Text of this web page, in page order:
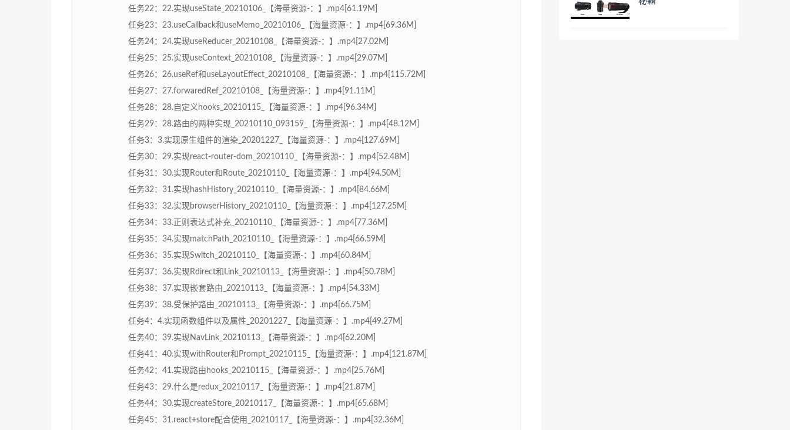
任务22：22.实现useState_20210106_【海量资源-：】.mp4[61.19M]
任务23：23.useCallback和useMemo_20210106_【海量资源-：】.mp4[69.36M]
任务24：24.实现useReducer_20210108_【海量资源-：】.mp4[27.02M]
任务25：25.实现useContext_20210108_【海量资源-：】.mp4[29.07M]
任务26：26.useRef和useLayoutEffect_20210108_【海量资源-：】.mp4[115.72M]
任务27：27.forwaredRef_20210108_【海量资源-：】.mp4[91.11M]
任务28：28.自定义hooks_20210115_【海量资源-：】.mp4[96.34M]
任务29：28.路由的两种实现_20210110_093159_【海量资源-：】.mp4[48.12M]
任务3：3.实现原生组件的渲染_20201227_【海量资源-：】.mp4[127.69M]
任务30：29.实现react-router-dom_20210110_【海量资源-：】.mp4[52.48M]
任务31：30.实现Router和Route_20210110_【海量资源-：】.mp4[94.50M]
任务32：31.实现hashHistory_20210110_【海量资源-：】.mp4[84.66M]
任务33：32.实现browserHistory_20210110_【海量资源-：】.mp4[127.25M]
任务34：33.正则表达式补充_20210110_【海量资源-：】.mp4[77.36M]
任务35：34.实现matchPath_20210110_【海量资源-：】.mp4[66.59M]
任务36：35.实现Switch_20210110_【海量资源-：】.mp4[60.84M]
任务37：36.实现Rdirect和Link_20210113_【海量资源-：】.mp4[50.78M]
任务38：37.实现嵌套路由_20210113_【海量资源-：】.mp4[54.33M]
任务39：38.受保护路由_20210113_【海量资源-：】.mp4[66.75M]
任务4：4.实现函数组件以及属性_20201227_【海量资源-：】.mp4[49.27M]
任务40：39.实现NavLink_20210113_【海量资源-：】.mp4[62.20M]
任务41：40.实现withRouter和Prompt_20210115_【海量资源-：】.mp4[121.87M]
任务42：41.实现路由hooks_20210115_【海量资源-：】.mp4[25.76M]
任务43：29.什么是redux_20210117_【海量资源-：】.mp4[21.87M]
任务44：30.实现createStore_20210117_【海量资源-：】.mp4[65.68M]
任务45：31.react+store配合使用_20210117_【海量资源-：】.mp4[32.36M]